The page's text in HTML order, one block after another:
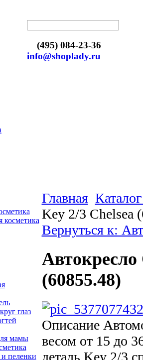
(495) 084-23-36
info@shoplady.ru
косметика
глаз
мамы
пеленки
Главная
Key 2/3 Chelsea
Вернуться к:
Автокресло
(60855.48)
Описание
весом от 15 до
деталь Key 2/3